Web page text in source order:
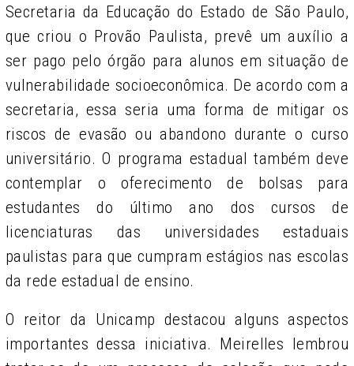
Secretaria da Educação do Estado de São Paulo,
que criou o Provão Paulista, prevê um auxílio a
ser pago pelo órgão para alunos em situação de
vulnerabilidade socioeconômica. De acordo com a
secretaria, essa seria uma forma de mitigar os
riscos de evasão ou abandono durante o curso
universitário. O programa estadual também deve
contemplar o oferecimento de bolsas para
estudantes do último ano dos cursos de
licenciaturas das universidades estaduais
paulistas para que cumpram estágios nas escolas
da rede estadual de ensino.
O reitor da Unicamp destacou alguns aspectos
importantes dessa iniciativa. Meirelles lembrou